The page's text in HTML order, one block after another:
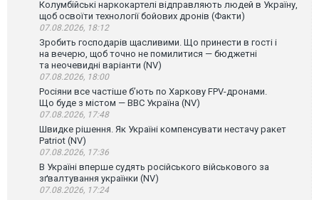
Колумбійські наркокартелі відправляють людей в Україну,
щоб освоїти технології бойових дронів (Факти)
07.08.2026, 18:12
Зробить господарів щасливими. Що принести в гості і
на вечерю, щоб точно не помилитися — бюджетні
та неочевидні варіанти (NV)
07.08.2026, 18:00
Росіяни все частіше бʼють по Харкову FPV-дронами.
Що буде з містом — ВВС Україна (NV)
07.08.2026, 17:48
Швидке рішення. Як Україні компенсувати нестачу ракет
Patriot (NV)
07.08.2026, 17:36
В Україні вперше судять російського військового за
зґвалтування українки (NV)
07.08.2026, 17:24